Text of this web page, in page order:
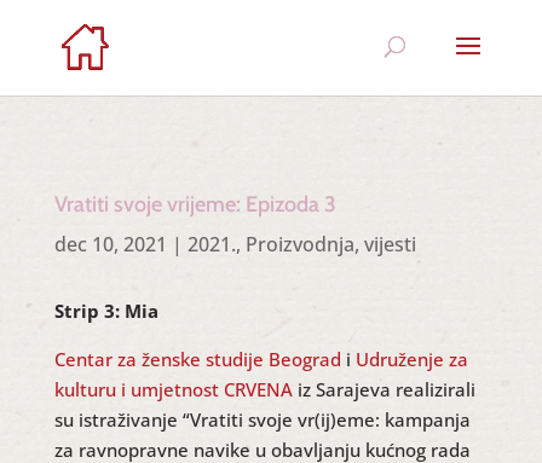
Vratiti svoje vrijeme: Epizoda 3
dec 10, 2021 | 2021., Proizvodnja, vijesti
Strip 3: Mia
Centar za ženske studije Beograd i Udruženje za
kulturu i umjetnost CRVENA iz Sarajeva realizirali
su istraživanje “Vratiti svoje vr(ij)eme: kampanja
za ravnopravne navike u obavljanju kućnog rada